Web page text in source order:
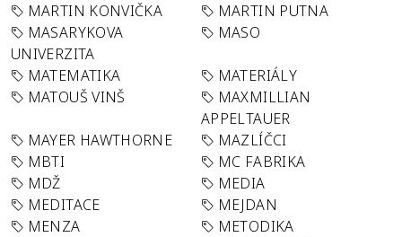
MARTIN KONVIČKA
MARTIN PUTNA
MASARYKOVA
UNIVERZITA
MASO
MATEMATIKA
MATERIÁLY
MATOUŠ VINŠ
MAXMILLIAN
APPELTAUER
MAYER HAWTHORNE
MAZLÍČCI
MBTI
MC FABRIKA
MDŽ
MEDIA
MEDITACE
MEJDAN
MENZA
METODIKA